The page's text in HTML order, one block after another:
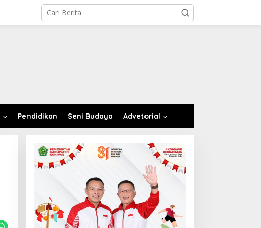
Pendidikan Seni Budaya Advetorial